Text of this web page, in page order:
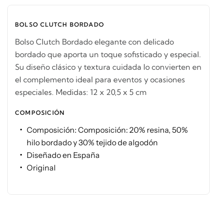
BOLSO CLUTCH BORDADO
Bolso Clutch Bordado elegante con delicado
bordado que aporta un toque sofisticado y especial.
Su diseño clásico y textura cuidada lo convierten en
el complemento ideal para eventos y ocasiones
especiales. Medidas: 12 x 20,5 x 5 cm
COMPOSICIÓN
Composición: Composición: 20% resina, 50%
hilo bordado y 30% tejido de algodón
Diseñado en España
Original